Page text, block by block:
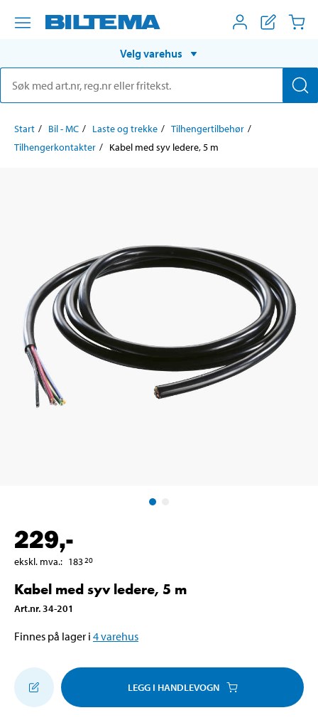
Velg varehus
Start Bil - MC Laste og trekke
Tilhengertilbehør
Tilhengerkontakter
Kabel med syv ledere, 5 m
229,-
ekskl. mva.: 18320
Kabel med syv ledere, 5 m
Art.nr. 34-201
Finnes på lager i 4varehus
LEGG I HANDLEVOGN